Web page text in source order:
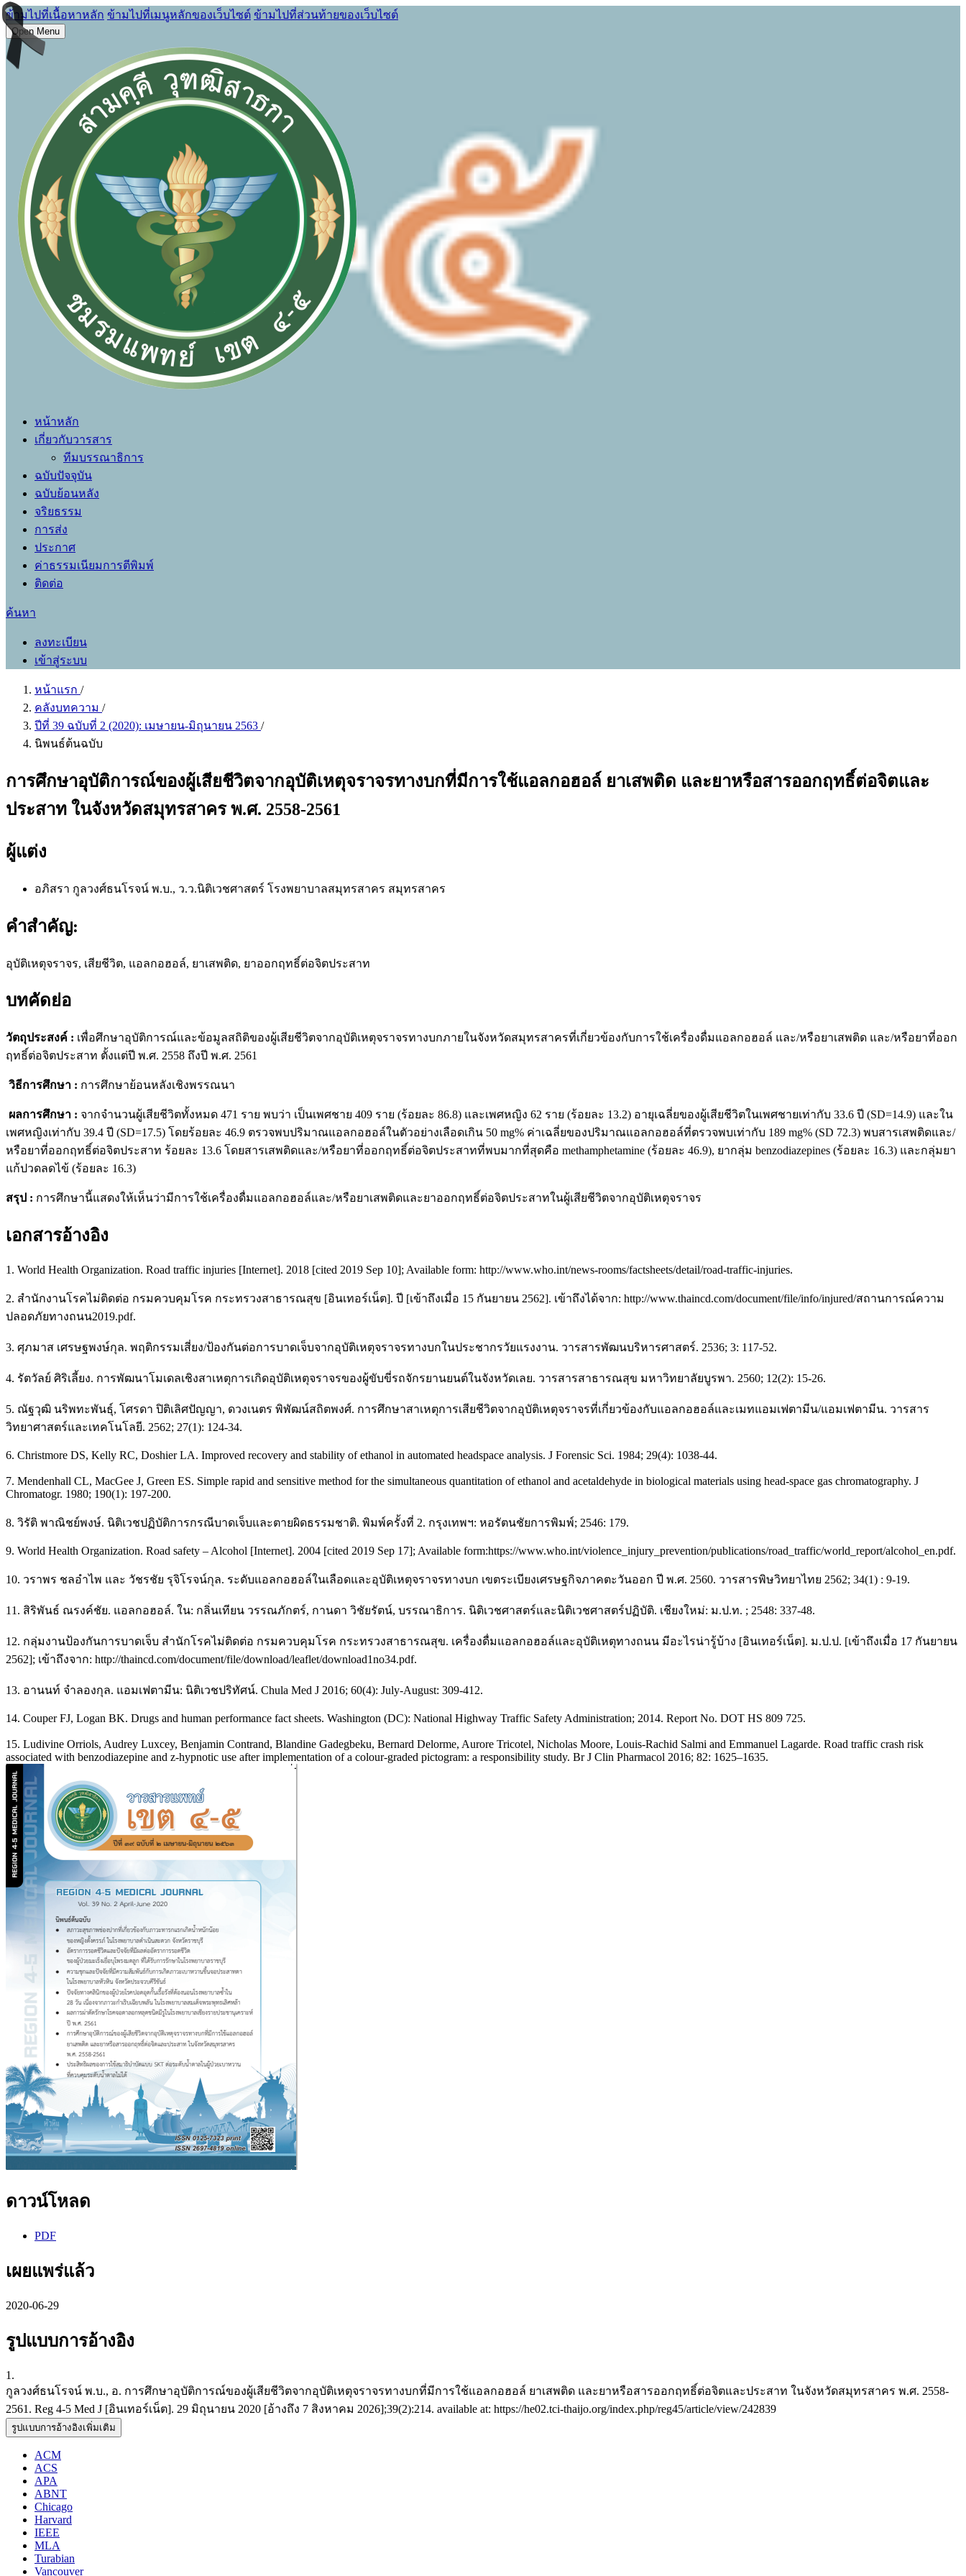
ข้ามไปที่เนื้อหาหลัก ข้ามไปที่เมนูหลักของเว็บไซต์ ข้ามไปที่ส่วนท้ายของเว็บไซต์
Open Menu
หน้าหลัก
เกี่ยวกับวารสาร
ทีมบรรณาธิการ
ฉบับปัจจุบัน
ฉบับย้อนหลัง
จริยธรรม
การส่ง
ประกาศ
ค่าธรรมเนียมการตีพิมพ์
ติดต่อ
ค้นหา
ลงทะเบียน
เข้าสู่ระบบ
หน้าแรก /
คลังบทความ /
ปีที่ 39 ฉบับที่ 2 (2020): เมษายน-มิถุนายน 2563 /
นิพนธ์ต้นฉบับ
การศึกษาอุบัติการณ์ของผู้เสียชีวิตจากอุบัติเหตุจราจรทางบกที่มีการใช้แอลกอฮอล์ ยาเสพติด และยาหรือสารออกฤทธิ์ต่อจิตและ
ประสาท ในจังหวัดสมุทรสาคร พ.ศ. 2558-2561
ผู้แต่ง
อภิสรา กูลวงศ์ธนโรจน์ พ.บ., ว.ว.นิติเวชศาสตร์ โรงพยาบาลสมุทรสาคร สมุทรสาคร
คำสำคัญ:
อุบัติเหตุจราจร, เสียชีวิต, แอลกอฮอล์, ยาเสพติด, ยาออกฤทธิ์ต่อจิตประสาท
บทคัดย่อ
วัตถุประสงค์ : เพื่อศึกษาอุบัติการณ์และข้อมูลสถิติของผู้เสียชีวิตจากอุบัติเหตุจราจรทางบกภายในจังหวัดสมุทรสาครที่เกี่ยวข้องกับการใช้เครื่องดื่มแอลกอฮอล์ และ/หรือยาเสพติด และ/หรือยาที่ออก
ฤทธิ์ต่อจิตประสาท ตั้งแต่ปี พ.ศ. 2558 ถึงปี พ.ศ. 2561
วิธีการศึกษา : การศึกษาย้อนหลังเชิงพรรณนา
ผลการศึกษา : จากจำนวนผู้เสียชีวิตทั้งหมด 471 ราย พบว่า เป็นเพศชาย 409 ราย (ร้อยละ 86.8) และเพศหญิง 62 ราย (ร้อยละ 13.2) อายุเฉลี่ยของผู้เสียชีวิตในเพศชายเท่ากับ 33.6 ปี (SD=14.9) และใน
เพศหญิงเท่ากับ 39.4 ปี (SD=17.5) โดยร้อยละ 46.9 ตรวจพบปริมาณแอลกอฮอล์ในตัวอย่างเลือดเกิน 50 mg% ค่าเฉลี่ยของปริมาณแอลกอฮอล์ที่ตรวจพบเท่ากับ 189 mg% (SD 72.3) พบสารเสพติดและ/
หรือยาที่ออกฤทธิ์ต่อจิตประสาท ร้อยละ 13.6 โดยสารเสพติดและ/หรือยาที่ออกฤทธิ์ต่อจิตประสาทที่พบมากที่สุดคือ methamphetamine (ร้อยละ 46.9), ยากลุ่ม benzodiazepines (ร้อยละ 16.3) และกลุ่มยา
แก้ปวดลดไข้ (ร้อยละ 16.3)
สรุป : การศึกษานี้แสดงให้เห็นว่ามีการใช้เครื่องดื่มแอลกอฮอล์และ/หรือยาเสพติดและยาออกฤทธิ์ต่อจิตประสาทในผู้เสียชีวิตจากอุบัติเหตุจราจร
เอกสารอ้างอิง
1. World Health Organization. Road traffic injuries [Internet]. 2018 [cited 2019 Sep 10]; Available form: http://www.who.int/news-rooms/factsheets/detail/road-traffic-injuries.
2. สำนักงานโรคไม่ติดต่อ กรมควบคุมโรค กระทรวงสาธารณสุข [อินเทอร์เน็ต]. ปี [เข้าถึงเมื่อ 15 กันยายน 2562]. เข้าถึงได้จาก: http://www.thaincd.com/document/file/info/injured/สถานการณ์ความ
ปลอดภัยทางถนน2019.pdf.
3. ศุภมาส เศรษฐพงษ์กุล. พฤติกรรมเสี่ยง/ป้องกันต่อการบาดเจ็บจากอุบัติเหตุจราจรทางบกในประชากรวัยแรงงาน. วารสารพัฒนบริหารศาสตร์. 2536; 3: 117-52.
4. รัตวัลย์ ศิริเลี้ยง. การพัฒนาโมเดลเชิงสาเหตุการเกิดอุบัติเหตุจราจรของผู้ขับขี่รถจักรยานยนต์ในจังหวัดเลย. วารสารสาธารณสุข มหาวิทยาลัยบูรพา. 2560; 12(2): 15-26.
5. ณัฐวุฒิ นริพทะพันธุ์, โศรดา ปิติเลิศปัญญา, ดวงเนตร พิพัฒน์สถิตพงศ์. การศึกษาสาเหตุการเสียชีวิตจากอุบัติเหตุจราจรที่เกี่ยวข้องกับแอลกอฮอล์และเมทแอมเฟตามีน/แอมเฟตามีน. วารสาร
วิทยาศาสตร์และเทคโนโลยี. 2562; 27(1): 124-34.
6. Christmore DS, Kelly RC, Doshier LA. Improved recovery and stability of ethanol in automated headspace analysis. J Forensic Sci. 1984; 29(4): 1038-44.
7. Mendenhall CL, MacGee J, Green ES. Simple rapid and sensitive method for the simultaneous quantitation of ethanol and acetaldehyde in biological materials using head-space gas chromatography. J
Chromatogr. 1980; 190(1): 197-200.
8. วิรัติ พาณิชย์พงษ์. นิติเวชปฏิบัติการกรณีบาดเจ็บและตายผิดธรรมชาติ. พิมพ์ครั้งที่ 2. กรุงเทพฯ: หอรัตนชัยการพิมพ์; 2546: 179.
9. World Health Organization. Road safety – Alcohol [Internet]. 2004 [cited 2019 Sep 17]; Available form:https://www.who.int/violence_injury_prevention/publications/road_traffic/world_report/alcohol_en.pdf.
10. วราพร ชลอำไพ และ วัชรชัย รุจิโรจน์กุล. ระดับแอลกอฮอล์ในเลือดและอุบัติเหตุจราจรทางบก เขตระเบียงเศรษฐกิจภาคตะวันออก ปี พ.ศ. 2560. วารสารพิษวิทยาไทย 2562; 34(1) : 9-19.
11. สิริพันธ์ ณรงค์ชัย. แอลกอฮอล์. ใน: กลิ่นเทียน วรรณภักตร์, กานดา วิชัยรัตน์, บรรณาธิการ. นิติเวชศาสตร์และนิติเวชศาสตร์ปฏิบัติ. เชียงใหม่: ม.ป.ท. ; 2548: 337-48.
12. กลุ่มงานป้องกันการบาดเจ็บ สำนักโรคไม่ติดต่อ กรมควบคุมโรค กระทรวงสาธารณสุข. เครื่องดื่มแอลกอฮอล์และอุบัติเหตุทางถนน มีอะไรน่ารู้บ้าง [อินเทอร์เน็ต]. ม.ป.ป. [เข้าถึงเมื่อ 17 กันยายน
2562]; เข้าถึงจาก: http://thaincd.com/document/file/download/leaflet/download1no34.pdf.
13. อานนท์ จำลองกุล. แอมเฟตามีน: นิติเวชปริทัศน์. Chula Med J 2016; 60(4): July-August: 309-412.
14. Couper FJ, Logan BK. Drugs and human performance fact sheets. Washington (DC): National Highway Traffic Safety Administration; 2014. Report No. DOT HS 809 725.
15. Ludivine Orriols, Audrey Luxcey, Benjamin Contrand, Blandine Gadegbeku, Bernard Delorme, Aurore Tricotel, Nicholas Moore, Louis-Rachid Salmi and Emmanuel Lagarde. Road traffic crash risk
associated with benzodiazepine and z-hypnotic use after implementation of a colour-graded pictogram: a responsibility study. Br J Clin Pharmacol 2016; 82: 1625–1635.
ดาวน์โหลด
PDF
เผยแพร่แล้ว
2020-06-29
รูปแบบการอ้างอิง
1.
กูลวงศ์ธนโรจน์ พ.บ., อ. การศึกษาอุบัติการณ์ของผู้เสียชีวิตจากอุบัติเหตุจราจรทางบกที่มีการใช้แอลกอฮอล์ ยาเสพติด และยาหรือสารออกฤทธิ์ต่อจิตและประสาท ในจังหวัดสมุทรสาคร พ.ศ. 2558-
2561. Reg 4-5 Med J [อินเทอร์เน็ต]. 29 มิถุนายน 2020 [อ้างถึง 7 สิงหาคม 2026];39(2):214. available at: https://he02.tci-thaijo.org/index.php/reg45/article/view/242839
รูปแบบการอ้างอิงเพิ่มเติม
ACM
ACS
APA
ABNT
Chicago
Harvard
IEEE
MLA
Turabian
Vancouver